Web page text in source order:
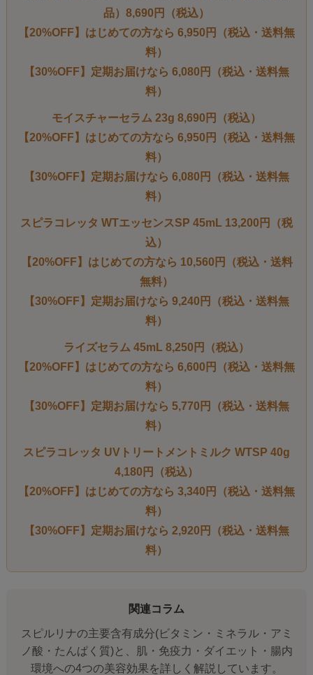
品）8,690円（税込）
【20%OFF】はじめての方なら 6,950円（税込・送料無
料）
【30%OFF】定期お届けなら 6,080円（税込・送料無
料）
モイスチャーセラム 23g 8,690円（税込）
【20%OFF】はじめての方なら 6,950円（税込・送料無
料）
【30%OFF】定期お届けなら 6,080円（税込・送料無
料）
スピラコレッタ WTエッセンスSP 45mL 13,200円（税
込）
【20%OFF】はじめての方なら 10,560円（税込・送料
無料）
【30%OFF】定期お届けなら 9,240円（税込・送料無
料）
ライズセラム 45mL 8,250円（税込）
【20%OFF】はじめての方なら 6,600円（税込・送料無
料）
【30%OFF】定期お届けなら 5,770円（税込・送料無
料）
スピラコレッタ UVトリートメントミルク WTSP 40g
4,180円（税込）
【20%OFF】はじめての方なら 3,340円（税込・送料無
料）
【30%OFF】定期お届けなら 2,920円（税込・送料無
料）
関連コラム
スピルリナの主要含有成分(ビタミン・ミネラル・アミ
ノ酸・たんぱく質)と、肌・免疫力・ダイエット・腸内
環境への4つの美容効果を詳しく解説しています。